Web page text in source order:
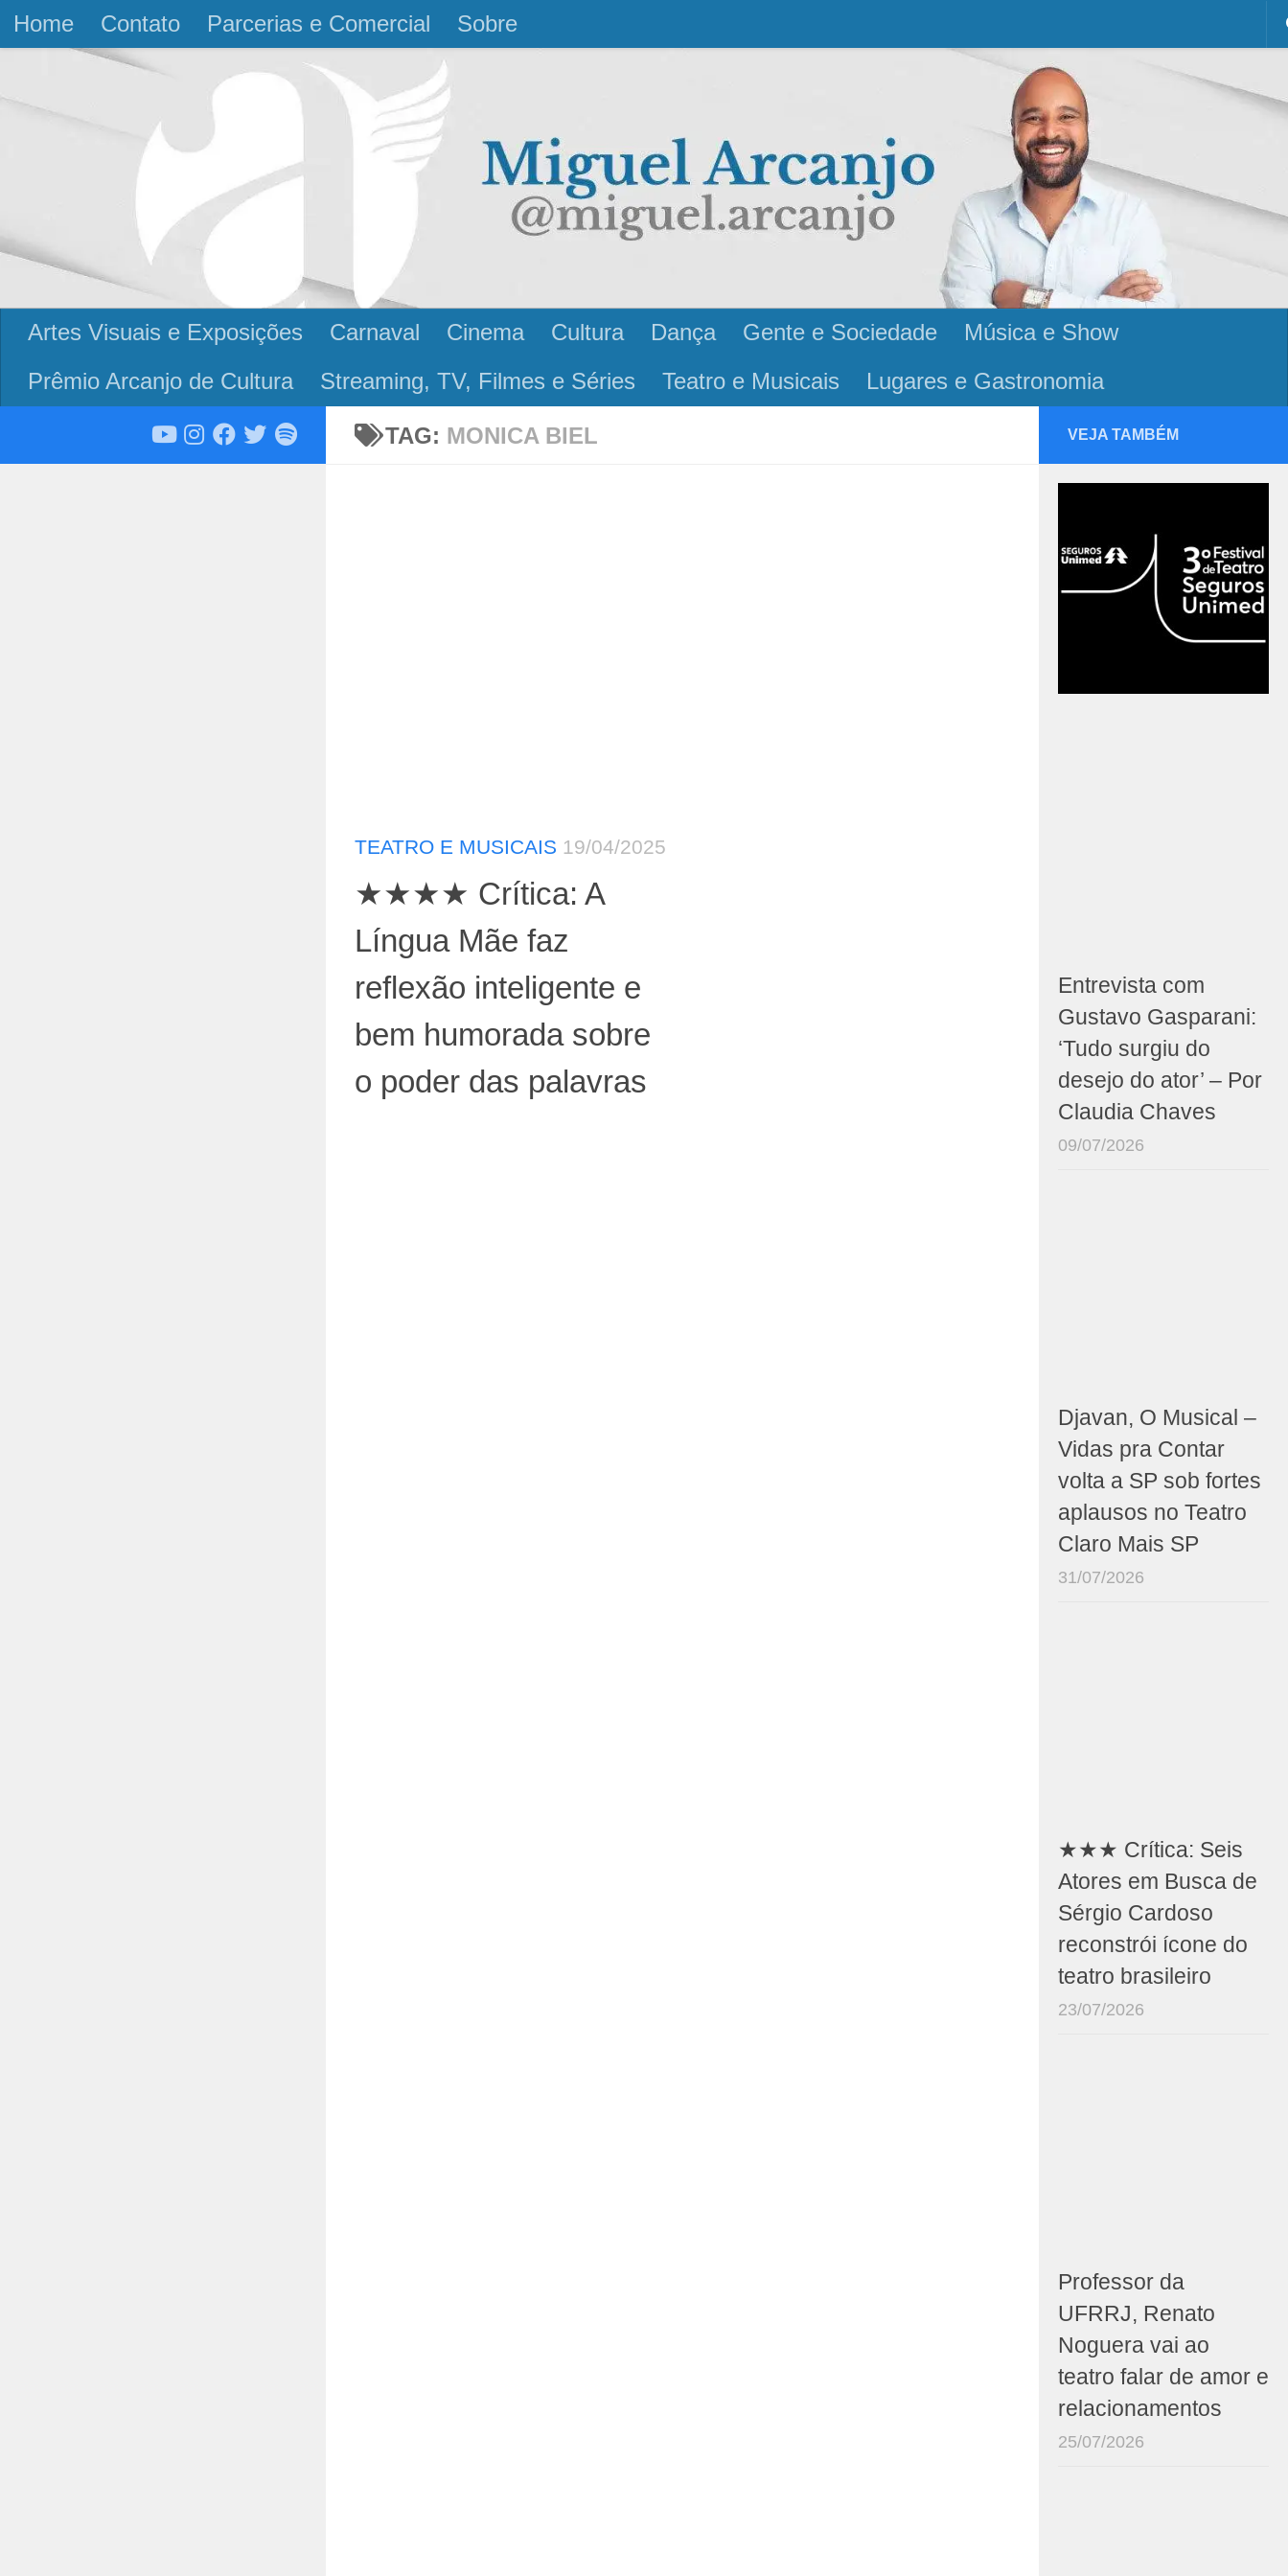
Skip to content
Home Contato Parcerias e Comercial Sobre
Artes Visuais e Exposições Carnaval Cinema Cultura Dança Gente e Sociedade
Música e Show
Prêmio Arcanjo de Cultura
Streaming, TV, Filmes e Séries Teatro e Musicais Lugares e Gastronomia
TAG: MONICA BIEL
TEATRO E MUSICAIS 19/04/2025
★★★★ Crítica: A
Língua Mãe faz
reflexão inteligente e
bem humorada sobre
o poder das palavras
VEJA TAMBÉM
Entrevista com
Gustavo Gasparani:
‘Tudo surgiu do
desejo do ator’ – Por
Claudia Chaves
09/07/2026
Djavan, O Musical –
Vidas pra Contar
volta a SP sob fortes
aplausos no Teatro
Claro Mais SP
31/07/2026
★★★ Crítica: Seis
Atores em Busca de
Sérgio Cardoso
reconstrói ícone do
teatro brasileiro
23/07/2026
Professor da
UFRRJ, Renato
Noguera vai ao
teatro falar de amor e
relacionamentos
25/07/2026